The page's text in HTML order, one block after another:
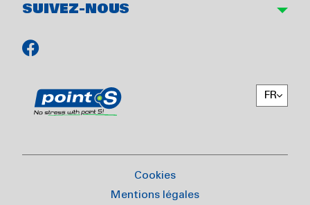
SUIVEZ-NOUS
FR
Cookies
Mentions légales